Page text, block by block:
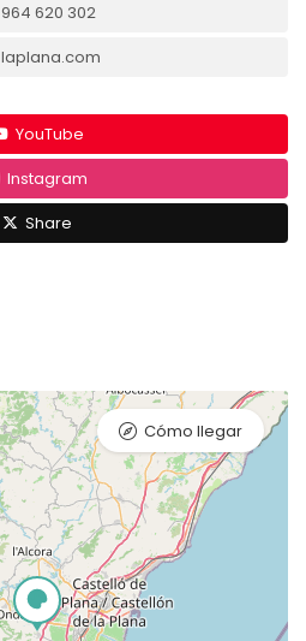
964 620 302
laplana.com
YouTube
Instagram
Share
Cómo llegar